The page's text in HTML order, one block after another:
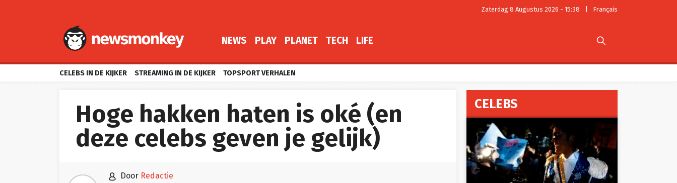
Zaterdag 8 Augustus 2026 - 15:38 Français
NEWS PLAY PLANET TECH LIFE 
CELEBS IN DE KIJKER STREAMING IN DE KIJKER TOPSPORT VERHALEN
Hoge hakken haten is oké (en
deze celebs geven je gelijk)
 door Redactie
CELEBS